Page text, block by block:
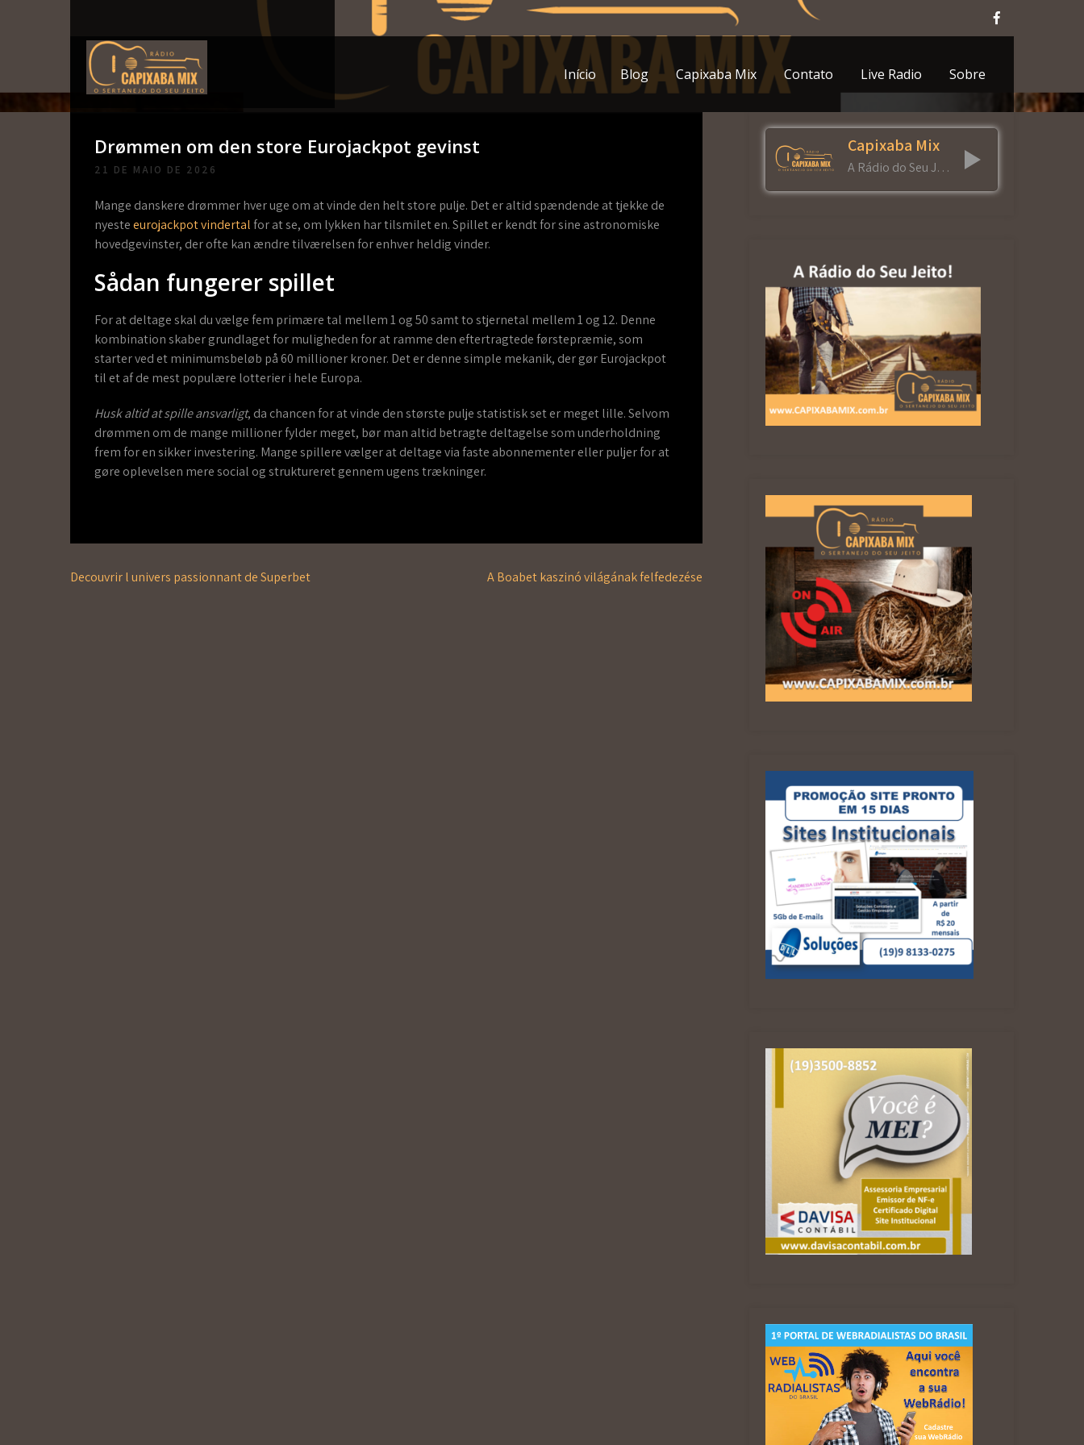
Início Blog Capixaba Mix Contato Live Radio Sobre
Drømmen om den store Eurojackpot gevinst
21 DE MAIO DE 2026
Mange danskere drømmer hver uge om at vinde den helt store pulje. Det er altid spændende at tjekke de
nyesteeurojackpot vindertalfor at se, om lykken har tilsmilet en. Spillet er kendt for sine astronomiske
hovedgevinster, der ofte kan ændre tilværelsen for enhver heldig vinder.
Sådan fungerer spillet
For at deltage skal du vælge fem primære tal mellem 1 og 50 samt to stjernetal mellem 1 og 12. Denne
kombination skaber grundlaget for muligheden for at ramme den eftertragtede førstepræmie, som
starter ved et minimumsbeløb på 60 millioner kroner. Det er denne simple mekanik, der gør Eurojackpot
til et af de mest populære lotterier i hele Europa.
Husk altid at spille ansvarligt, da chancen for at vinde den største pulje statistisk set er meget lille. Selvom
drømmen om de mange millioner fylder meget, bør man altid betragte deltagelse som underholdning
frem for en sikker investering. Mange spillere vælger at deltage via faste abonnementer eller puljer for at
gøre oplevelsen mere social og struktureret gennem ugens trækninger.
Navegação
Decouvrir l univers passionnant de Superbet A Boabet kaszinó világának felfedezése
Capixaba Mix
A Rádio do Seu Jeito!